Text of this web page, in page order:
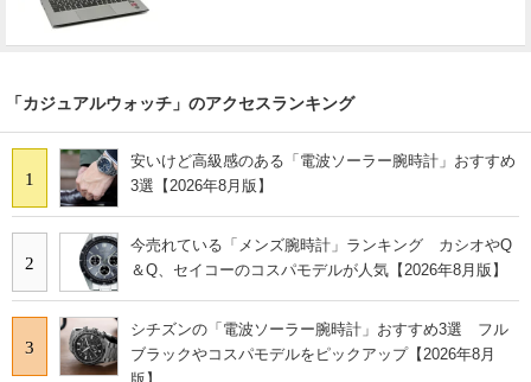
「カジュアルウォッチ」のアクセスランキング
1
安いけど高級感のある「電波ソーラー腕時計」おすすめ
3選【2026年8月版】
2
今売れている「メンズ腕時計」ランキング カシオやQ
＆Q、セイコーのコスパモデルが人気【2026年8月版】
3
シチズンの「電波ソーラー腕時計」おすすめ3選 フル
ブラックやコスパモデルをピックアップ【2026年8月